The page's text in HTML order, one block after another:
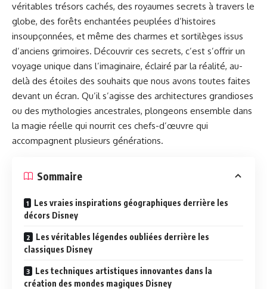
véritables trésors cachés, des royaumes secrets à travers le
globe, des forêts enchantées peuplées d’histoires
insoupçonnées, et même des charmes et sortilèges issus
d’anciens grimoires. Découvrir ces secrets, c’est s’offrir un
voyage unique dans l’imaginaire, éclairé par la réalité, au-
delà des étoiles des souhaits que nous avons toutes faites
devant un écran. Qu’il s’agisse des architectures grandioses
ou des mythologies ancestrales, plongeons ensemble dans
la magie réelle qui nourrit ces chefs-d’œuvre qui
accompagnent plusieurs générations.
Sommaire
Les vraies inspirations géographiques derrière les
décors Disney
Les véritables légendes oubliées derrière les
classiques Disney
Les techniques artistiques innovantes dans la
création des mondes magiques Disney